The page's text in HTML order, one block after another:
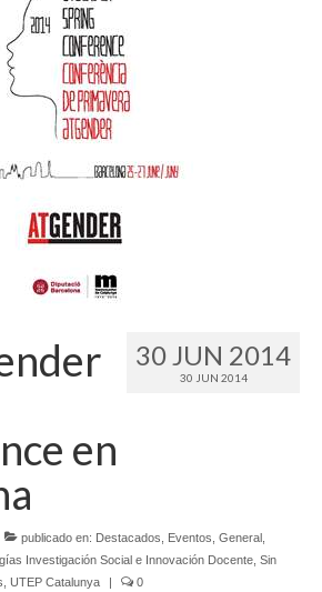
30 JUN 2014
30 JUN 2014
en
publicado en: Destacados Eventos General
Investigación Social e Innovación Docente Sin
UTEP Catalunya | 0